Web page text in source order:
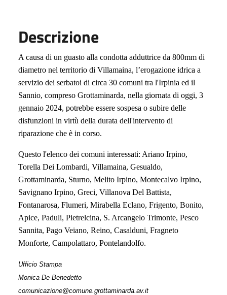
Descrizione
A causa di un guasto alla condotta adduttrice da 800mm di
diametro nel territorio di Villamaina, l’erogazione idrica a
servizio dei serbatoi di circa 30 comuni tra l'Irpinia ed il
Sannio, compreso Grottaminarda, nella giornata di oggi, 3
gennaio 2024, potrebbe essere sospesa o subire delle
disfunzioni in virtù della durata dell'intervento di
riparazione che è in corso.
Questo l'elenco dei comuni interessati: Ariano Irpino,
Torella Dei Lombardi, Villamaina, Gesualdo,
Grottaminarda, Sturno, Melito Irpino, Montecalvo Irpino,
Savignano Irpino, Greci, Villanova Del Battista,
Fontanarosa, Flumeri, Mirabella Eclano, Frigento, Bonito,
Apice, Paduli, Pietrelcina, S. Arcangelo Trimonte, Pesco
Sannita, Pago Veiano, Reino, Casalduni, Fragneto
Monforte, Campolattaro, Pontelandolfo.
Ufficio Stampa
Monica De Benedetto
comunicazione@comune.grottaminarda.av.it